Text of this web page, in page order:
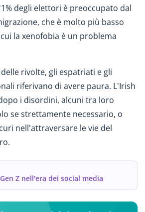
degli elettori è preoccupato dal
che è molto più basso
la xenofobia è un problema
rivolte, gli espatriati e gli
riferivano di avere paura. L'Irish
i disordini, alcuni tra loro
se strettamente necessario, o
nell'attraversare le vie del
Z nell'era dei social media